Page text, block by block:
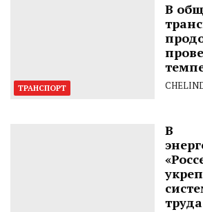
ТРАНСПОРТ
В
В
труда